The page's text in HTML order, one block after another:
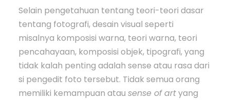
Selain pengetahuan tentang teori-teori dasar
tentang fotografi, desain visual seperti
misalnya komposisi warna, teori warna, teori
pencahayaan, komposisi objek, tipografi, yang
tidak kalah penting adalah sense atau rasa dari
si pengedit foto tersebut. Tidak semua orang
memiliki kemampuan atausense of artyang